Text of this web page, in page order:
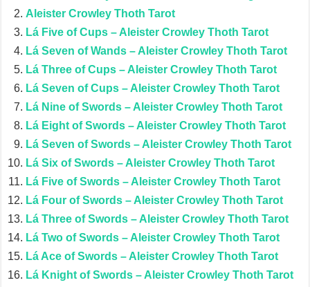
Aleister Crowley Thoth Tarot
Lá Five of Cups – Aleister Crowley Thoth Tarot
Lá Seven of Wands – Aleister Crowley Thoth Tarot
Lá Three of Cups – Aleister Crowley Thoth Tarot
Lá Seven of Cups – Aleister Crowley Thoth Tarot
Lá Nine of Swords – Aleister Crowley Thoth Tarot
Lá Eight of Swords – Aleister Crowley Thoth Tarot
Lá Seven of Swords – Aleister Crowley Thoth Tarot
Lá Six of Swords – Aleister Crowley Thoth Tarot
Lá Five of Swords – Aleister Crowley Thoth Tarot
Lá Four of Swords – Aleister Crowley Thoth Tarot
Lá Three of Swords – Aleister Crowley Thoth Tarot
Lá Two of Swords – Aleister Crowley Thoth Tarot
Lá Ace of Swords – Aleister Crowley Thoth Tarot
Lá Knight of Swords – Aleister Crowley Thoth Tarot